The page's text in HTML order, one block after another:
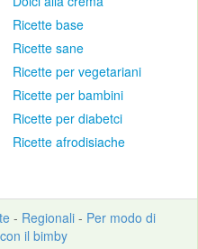
Ricette base
Ricette sane
Ricette per vegetariani
Ricette per bambini
Ricette per diabetci
Ricette afrodisiache
- Regionali - Per modo di
il bimby